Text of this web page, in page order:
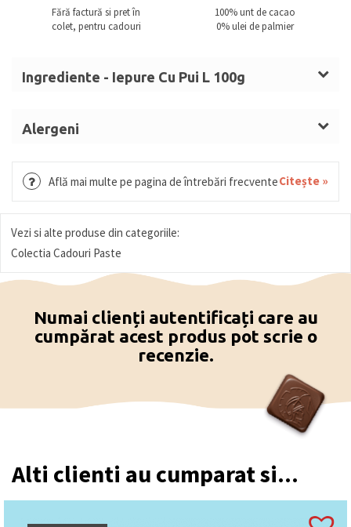
Fără factură si pret în
colet, pentru cadouri
100% unt de cacao
0% ulei de palmier
Ingrediente - Iepure Cu Pui L 100g
cacao, emulgator: lecitine (
), aromă naturală de
Alergeni
(Alune, Migdale, Fistic, Nuci), Oua.
Află mai multe pe pagina de întrebări frecventeCitește »
Vezi si alte produse din categoriile:
Colectia Cadouri Paste
Numai clienți autentificați care au
cumpărat acest produs pot scrie o
recenzie.
Alti clienti au cumparat si...